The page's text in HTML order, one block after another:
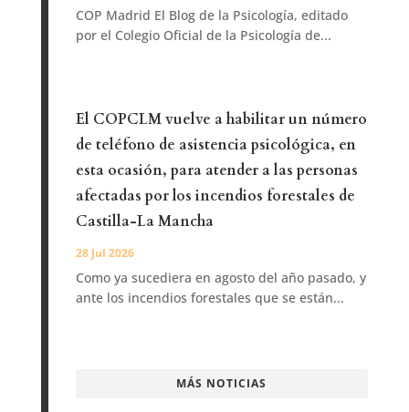
COP Madrid El Blog de la Psicología, editado
por el Colegio Oficial de la Psicología de...
El COPCLM vuelve a habilitar un número
de teléfono de asistencia psicológica, en
esta ocasión, para atender a las personas
afectadas por los incendios forestales de
Castilla-La Mancha
28 Jul 2026
Como ya sucediera en agosto del año pasado, y
ante los incendios forestales que se están...
MÁS NOTICIAS